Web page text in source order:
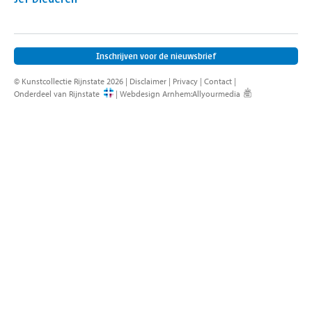
Inschrijven voor de nieuwsbrief
© Kunstcollectie Rijnstate 2026 | Disclaimer | Privacy | Contact |
Onderdeel van Rijnstate
| Webdesign Arnhem:Allyourmedia